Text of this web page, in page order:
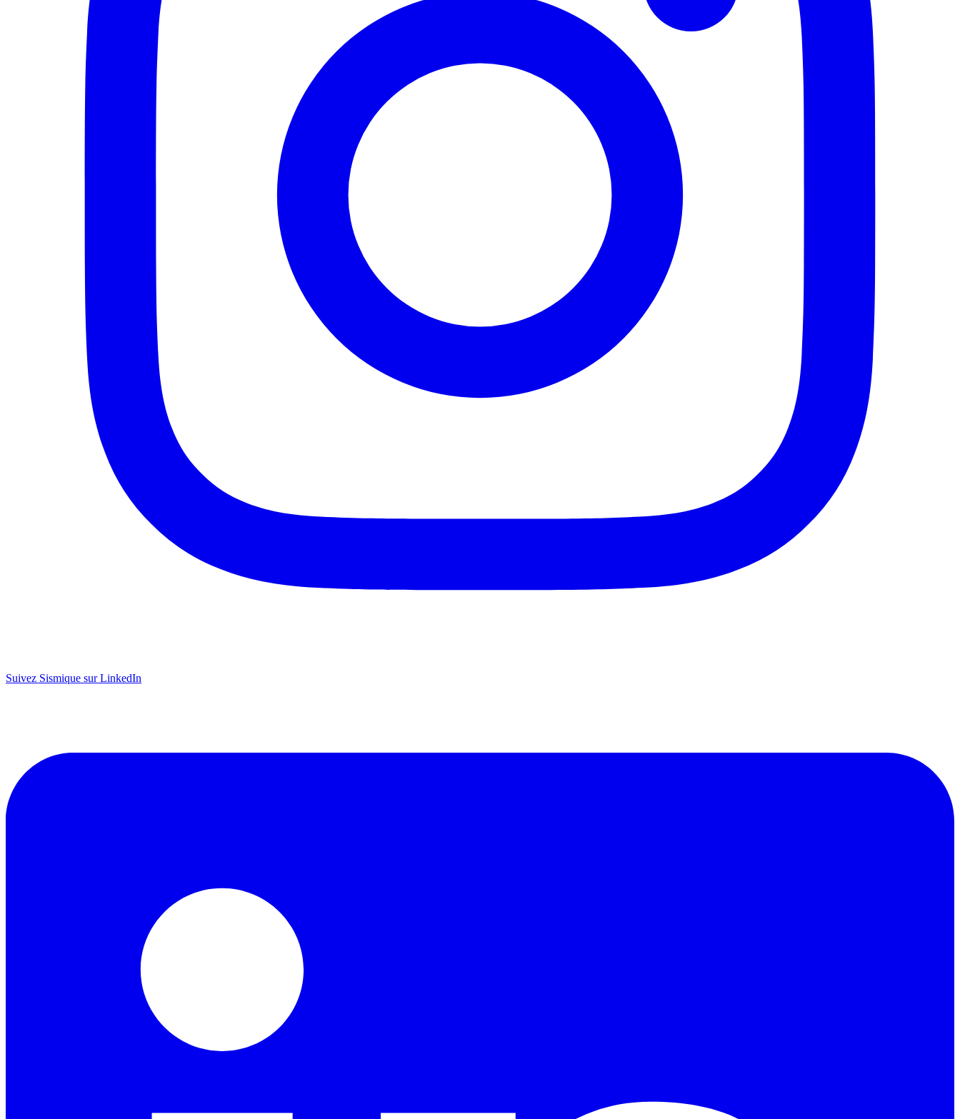
Suivez Sismique sur LinkedIn